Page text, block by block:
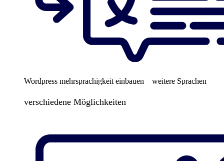
Wordpress mehrsprachigkeit einbauen – weitere Sprachen
verschiedene Möglichkeiten